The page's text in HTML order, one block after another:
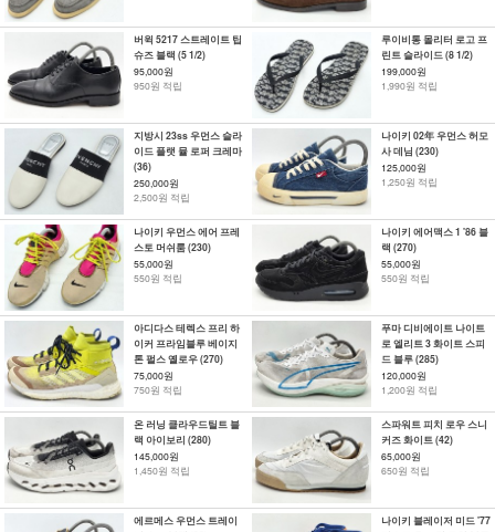
버윅 5217 스트레이트 팁
슈즈 블랙 (5 1/2)
95,000원
950원 적립
루이비통 몰리터 로고 프
린트 슬라이드 (8 1/2)
199,000원
1,990원 적립
지방시 23ss 우먼스 슬라
이드 플랫 뮬 로퍼 크레마
(36)
250,000원
2,500원 적립
나이키 02年 우먼스 허모
사 데님 (230)
125,000원
1,250원 적립
나이키 우먼스 에어 프레
스토 머쉬룸 (230)
55,000원
550원 적립
나이키 에어맥스 1 '86 블
랙 (270)
55,000원
550원 적립
아디다스 테렉스 프리 하
이커 프라임블루 베이지
톤 펄스 옐로우 (270)
75,000원
750원 적립
푸마 디비에이트 나이트
로 엘리트 3 화이트 스피
드 블루 (285)
120,000원
1,200원 적립
온 러닝 클라우드틸트 블
랙 아이보리 (280)
145,000원
1,450원 적립
스파워트 피치 로우 스니
커즈 화이트 (42)
65,000원
650원 적립
에르메스 우먼스 트레이
나이키 블레이저 미드 '77